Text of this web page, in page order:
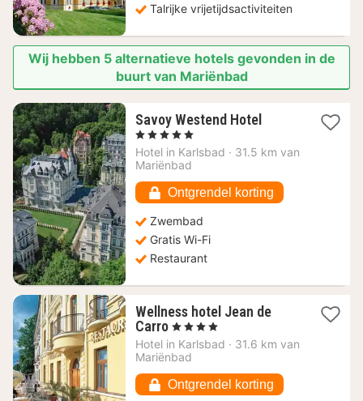
Talrijke vrijetijdsactiviteiten
Wij hebben 5 alternatieve hotels gevonden in de
buurt van Mariënbad
Savoy Westend Hotel1
vanaf
, 5 Sterren
Hotel in Karlsbad · 31.5 km van
Mariënbad
Ontgrendel korting
Zwembad
Gratis Wi-Fi
Restaurant
Wellness hotel Jean de
Carro 1
nacht
vanaf
€
, 4 Sterren
Hotel in Karlsbad · 31.6 km van
Mariënbad
Ontgrendel korting